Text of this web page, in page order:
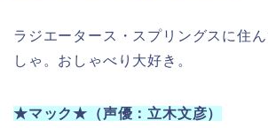
ラジエータース・スプリングスに住
しゃ。おしゃべり大好き。
★マック★（声優：立木文彦）